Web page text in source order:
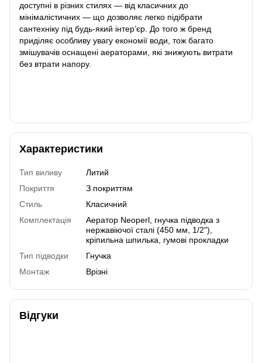
доступні в різних стилях — від класичних до
мінімалістичних — що дозволяє легко підібрати
сантехніку під будь-який інтер’єр. До того ж бренд
приділяє особливу увагу економії води, тож багато
змішувачів оснащені аераторами, які знижують витрати
без втрати напору.
Характеристики
Тип виливу
Литий
Покриття
З покриттям
Стиль
Класичний
Комплектація
Аератор Neoperl, гнучка підводка з
нержавіючої сталі (450 мм, 1/2"),
кріпильна шпилька, гумові прокладки
Тип підводки
Гнучка
Монтаж
Врізні
Відгуки